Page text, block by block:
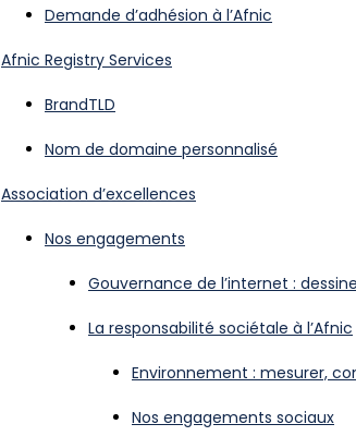
Demande d’adhésion à l’Afnic
Afnic Registry Services
BrandTLD
Nom de domaine personnalisé
Association d’excellences
Nos engagements
Gouvernance de l’internet :
La responsabilité sociétale à l’Afnic
Environnement : mesurer,
Nos engagements sociaux